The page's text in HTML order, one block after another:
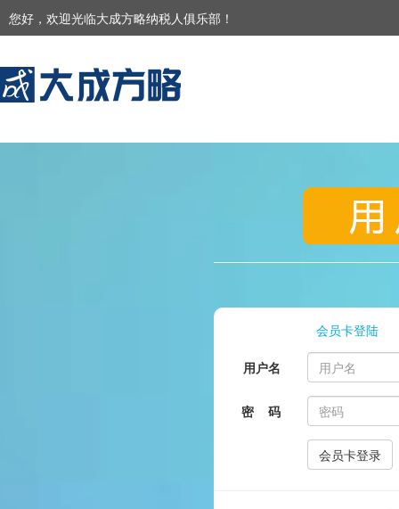
您好，欢迎光临大成方略纳税人俱乐部！
会员卡登陆
用户名
密 码